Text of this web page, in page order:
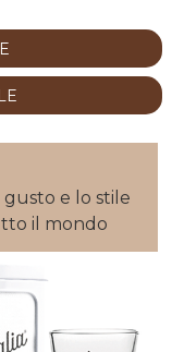
e lo stile
il mondo